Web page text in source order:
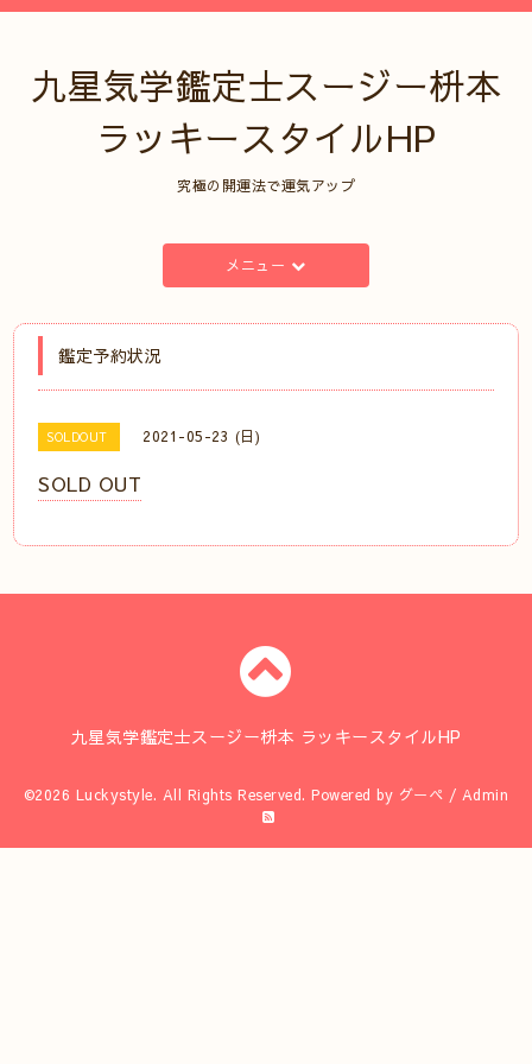
九星気学鑑定士スージー枡本
ラッキースタイルHP
究極の開運法で運気アップ
メニュー
鑑定予約状況
SOLDOUT 2021-05-23 (日)
SOLD OUT
九星気学鑑定士スージー枡本 ラッキースタイルHP
©2026 Luckystyle. All Rights Reserved. Powered by グーペ / Admin